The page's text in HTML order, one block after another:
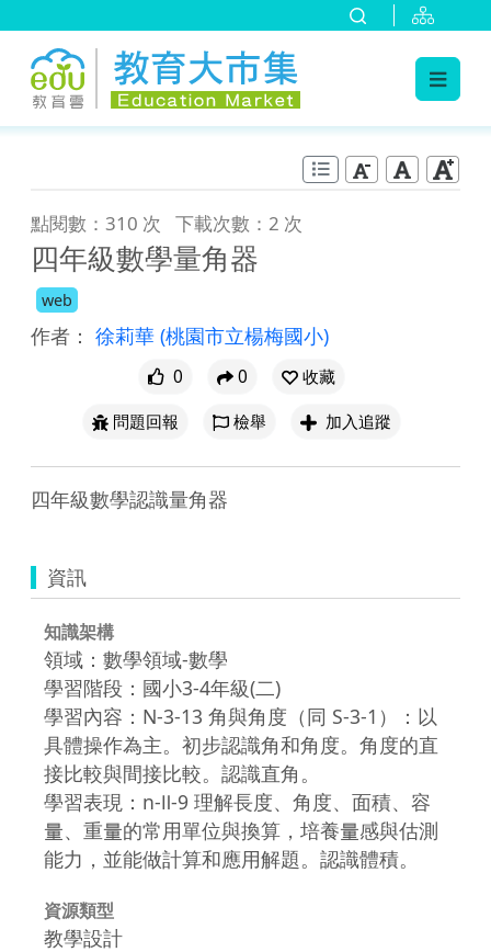
點閱數：310 次 下載次數：2 次
四年級數學量角器
web
作者： 徐莉華 (桃園市立楊梅國小)
0 0
收藏
問題回報
檢舉 加入追蹤
四年級數學認識量角器
資訊
知識架構
領域：數學領域-數學
學習階段：國小3-4年級(二)
學習內容：N-3-13 角與角度（同 S-3-1）：以
具體操作為主。初步認識角和角度。角度的直
接比較與間接比較。認識直角。
學習表現：n-Ⅱ-9 理解長度、角度、面積、容
量、重量的常用單位與換算，培養量感與估測
能力，並能做計算和應用解題。認識體積。
資源類型
教學設計